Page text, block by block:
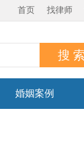
首页 找律师
婚姻案例